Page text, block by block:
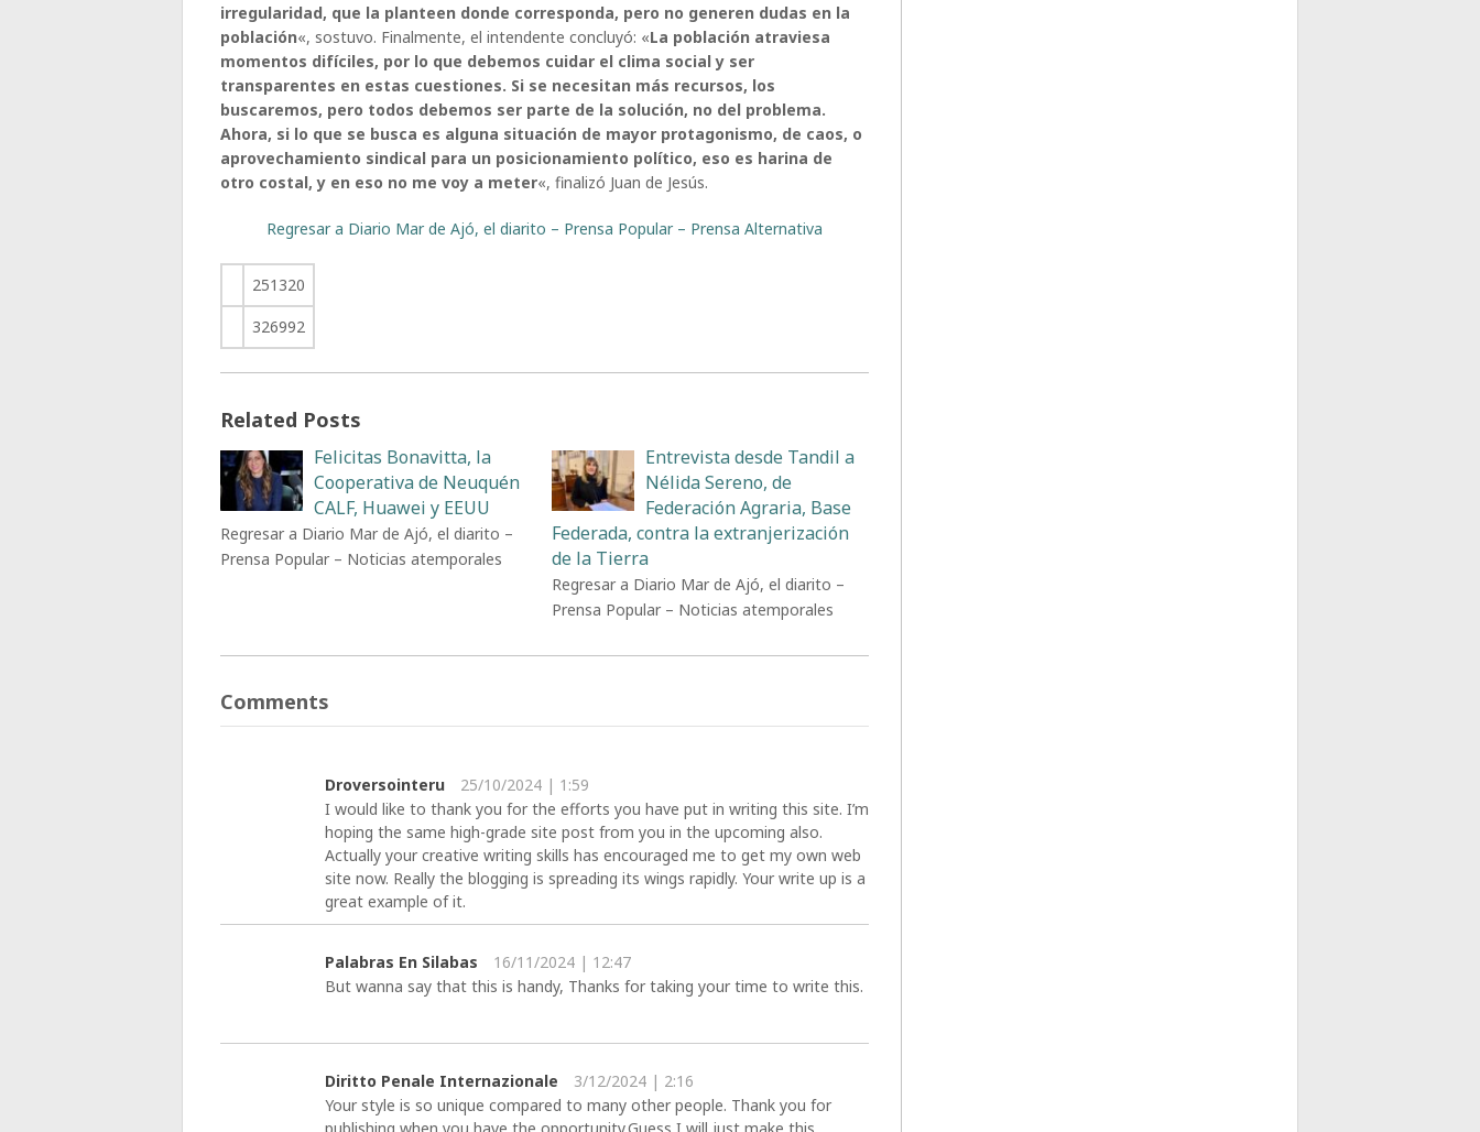
irregularidad, que la planteen donde corresponda, pero no generen dudas en la
población«, sostuvo. Finalmente, el intendente concluyó: «La población atraviesa
momentos difíciles, por lo que debemos cuidar el clima social y ser
transparentes en estas cuestiones. Si se necesitan más recursos, los
buscaremos, pero todos debemos ser parte de la solución, no del problema.
Ahora, si lo que se busca es alguna situación de mayor protagonismo, de caos, o
aprovechamiento sindical para un posicionamiento político, eso es harina de
otro costal, y en eso no me voy a meter«, finalizó Juan de Jesús.
Regresar a Diario Mar de Ajó, el diarito – Prensa Popular – Prensa Alternativa
251320
326992
Related Posts
Felicitas Bonavitta, la
Cooperativa de Neuquén
CALF, Huawei y EEUU
Regresar a Diario Mar de Ajó, el diarito –
Prensa Popular – Noticias atemporales
Entrevista desde Tandil a
Nélida Sereno, de
Federación Agraria, Base
Federada, contra la extranjerización
de la Tierra
Regresar a Diario Mar de Ajó, el diarito –
Prensa Popular – Noticias atemporales
Comments
Droversointeru
25/10/2024 | 1:59
I would like to thank you for the efforts you have put in writing this site. I’m
hoping the same high-grade site post from you in the upcoming also.
Actually your creative writing skills has encouraged me to get my own web
site now. Really the blogging is spreading its wings rapidly. Your write up is a
great example of it.
Palabras En Silabas
16/11/2024 | 12:47
But wanna say that this is handy, Thanks for taking your time to write this.
Diritto Penale Internazionale
3/12/2024 | 2:16
Your style is so unique compared to many other people. Thank you for